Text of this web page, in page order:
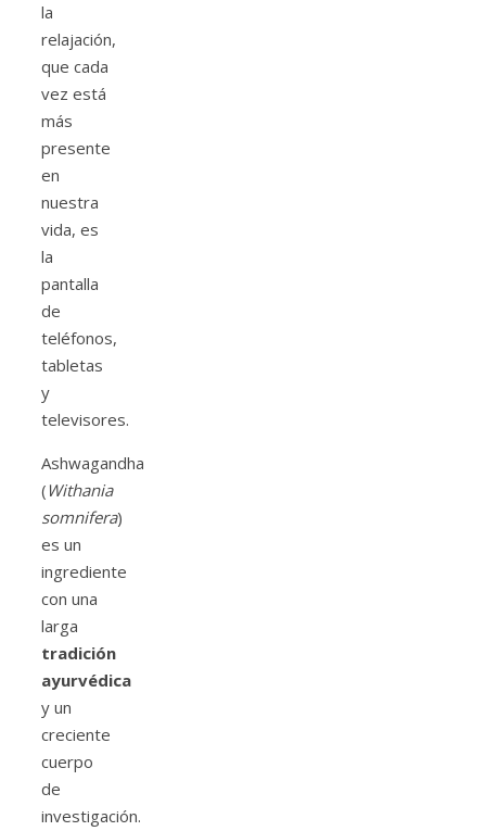
la
relajación,
que cada
vez está
más
presente
en
nuestra
vida, es
la
pantalla
de
teléfonos,
tabletas
y
televisores.
Ashwagandha
( Withania
somnifera)
es un
ingrediente
con una
larga
tradición
ayurvédica
y un
creciente
cuerpo
de
investigación.